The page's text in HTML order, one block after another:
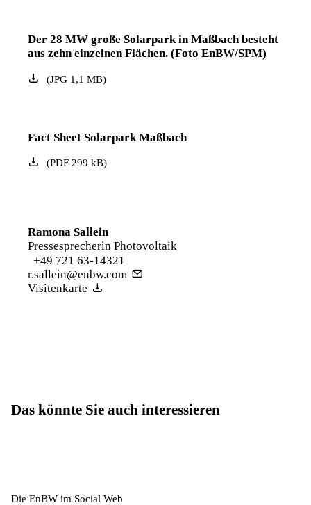
Der 28 MW große Solarpark in Maßbach besteht
aus zehn einzelnen Flächen. (Foto EnBW/SPM)
(JPG1,1 MB)
Fact Sheet Solarpark Maßbach
(PDF299 kB)
Ramona Sallein
Pressesprecherin Photovoltaik
+49 721 63-14321
r.sallein@enbw.com
Visitenkarte
Das könnte Sie auch interessieren
Die EnBW im Social Web